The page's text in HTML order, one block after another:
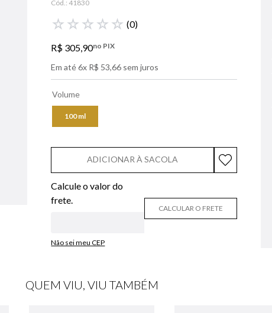
Cód.: 41830
☆ ☆ ☆ ☆ ☆ (0)
R$ 305,90no PIX
Em até6x R$ 53,66 sem juros
Volume
100 ml
ADICIONAR À SACOLA
Não sei meu CEP
CALCULAR O FRETE
QUEM VIU, VIU TAMBÉM